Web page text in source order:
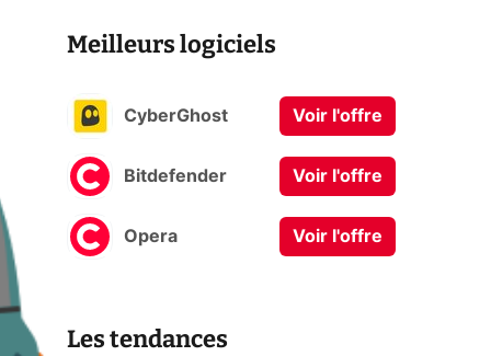
Meilleurs logiciels
CyberGhost Voir l'offre
Bitdefender Voir l'offre
Opera Voir l'offre
Les tendances